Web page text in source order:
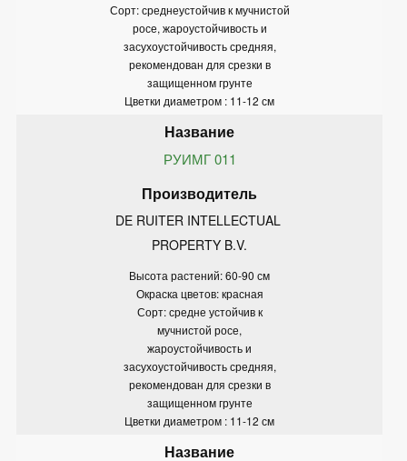
Сорт: среднеустойчив к мучнистой
росе, жароустойчивость и
засухоустойчивость средняя,
рекомендован для срезки в
защищенном грунте
Цветки диаметром : 11-12 см
РУИМГ 011
DE RUITER INTELLECTUAL
PROPERTY B.V.
Высота растений: 60-90 см
Окраска цветов: красная
Сорт: средне устойчив к
мучнистой росе,
жароустойчивость и
засухоустойчивость средняя,
рекомендован для срезки в
защищенном грунте
Цветки диаметром : 11-12 см